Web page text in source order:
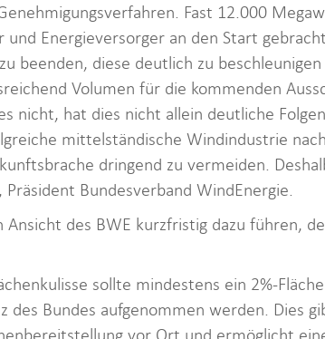
Fast 12.000
und Energieversorger an den Start
beenden, diese deutlich zu
Volumen für die kommenden
nicht, hat dies nicht allein deutliche
mittelständische Windindustrie
dringend zu vermeiden.
Bundesverband WindEnergie.
des BWE kurzfristig dazu führen,
sollte mindestens ein 2%-
des Bundes aufgenommen werden. Dies